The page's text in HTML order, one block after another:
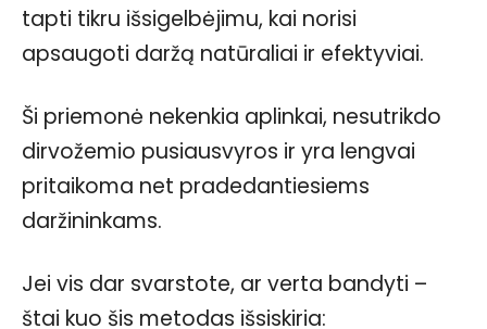
tapti tikru išsigelbėjimu, kai norisi
apsaugoti daržą natūraliai ir efektyviai.
Ši priemonė nekenkia aplinkai, nesutrikdo
dirvožemio pusiausvyros ir yra lengvai
pritaikoma net pradedantiesiems
daržininkams.
Jei vis dar svarstote, ar verta bandyti –
štai kuo šis metodas išsiskiria: